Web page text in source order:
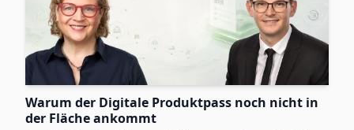
Warum der Digitale Produktpass noch nicht in
der Fläche ankommt